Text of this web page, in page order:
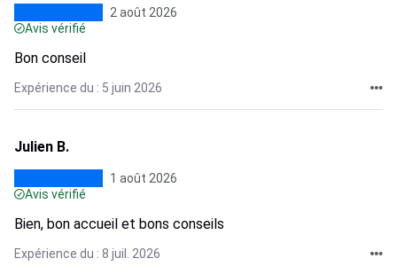
2 août 2026
Avis vérifié
Bon conseil
Expérience du : 5 juin 2026
Julien B.
1 août 2026
Avis vérifié
Bien, bon accueil et bons conseils
Expérience du : 8 juil. 2026